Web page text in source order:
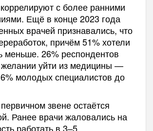
с более ранними
Ещё в конце 2023 года
врачей признавались, что
причём 51% хотели
меньше. 26% респондентов
уйти из медицины —
молодых специалистов до
звене остаётся
Ранее врачи жаловались на
работать в 3–5